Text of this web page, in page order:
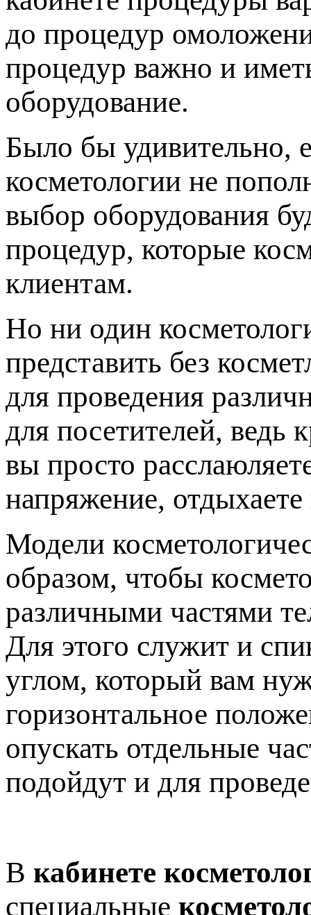
до процедур
процедур важно и
оборудование.
Было бы удивительно,
косметологии не
выбор оборудования
процедур, которые
клиентам.
Но ни один
представить без
для проведения
для посетителей, ведь
вы просто
напряжение,
Модели
образом, чтобы
различными частями
Для этого служит и
углом, который вам
горизонтальное
опускать отдельные
подойдут и для
В кабинете
специальные